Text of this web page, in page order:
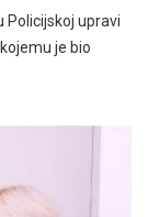
Policijskoj upravi
je bio